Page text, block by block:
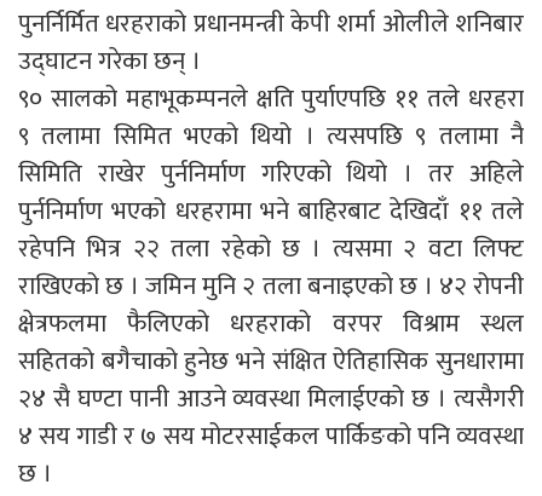
पुनर्निर्मित धरहराको प्रधानमन्त्री केपी शर्मा ओलीले शनिबार
उद्घाटन गरेका छन् ।
९० सालको महाभूकम्पनले क्षति पुर्याएपछि ११ तले धरहरा
९ तलामा सिमित भएको थियो । त्यसपछि ९ तलामा नै
सिमिति राखेर पुर्ननिर्माण गरिएको थियो । तर अहिले
पुर्ननिर्माण भएको धरहरामा भने बाहिरबाट देखिदाँ ११ तले
रहेपनि भित्र २२ तला रहेको छ । त्यसमा २ वटा लिफ्ट
राखिएको छ । जमिन मुनि २ तला बनाइएको छ । ४२ रोपनी
क्षेत्रफलमा फैलिएको धरहराको वरपर विश्राम स्थल
सहितको बगैचाको हुनेछ भने संक्षित ऐतिहासिक सुनधारामा
२४ सै घण्टा पानी आउने व्यवस्था मिलाईएको छ । त्यसैगरी
४ सय गाडी र ७ सय मोटरसाईकल पार्किङको पनि व्यवस्था
छ ।